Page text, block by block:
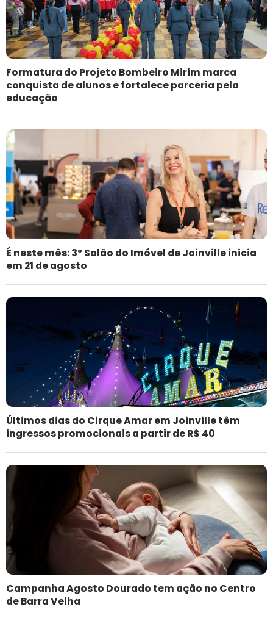
Formatura do Projeto Bombeiro Mirim marca
conquista de alunos e fortalece parceria pela
educação
É neste mês: 3º Salão do Imóvel de Joinville inicia
em 21 de agosto
Últimos dias do Cirque Amar em Joinville têm
ingressos promocionais a partir de R$ 40
Campanha Agosto Dourado tem ação no Centro
de Barra Velha